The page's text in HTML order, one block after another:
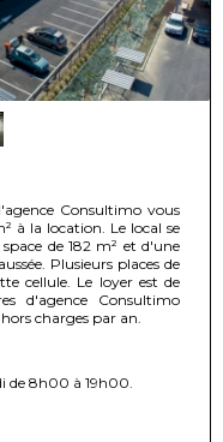
Consultimo vous
à la location. Le local se
de 182 m² et d'une
Plusieurs places de
cellule. Le loyer est de
d'agence Consultimo
charges par an.
de 8h00 à 19h00.